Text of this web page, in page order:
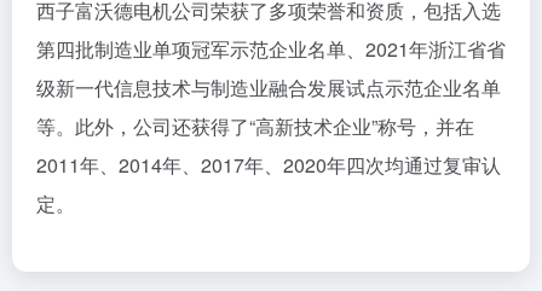
西子富沃德电机公司荣获了多项荣誉和资质，包括入选
第四批制造业单项冠军示范企业名单、2021年浙江省省
级新一代信息技术与制造业融合发展试点示范企业名单
等。此外，公司还获得了“高新技术企业”称号，并在
2011年、2014年、2017年、2020年四次均通过复审认
定。